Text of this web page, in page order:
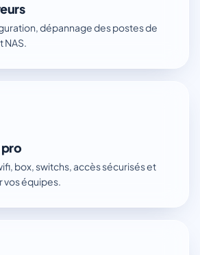
dépannage des postes de
NAS.
pro
box, switchs, accès sécurisés et
vos équipes.